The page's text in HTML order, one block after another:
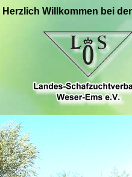
Herzlich Willkommen bei